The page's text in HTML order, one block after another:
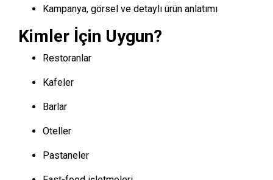
Kampanya, görsel ve detaylı ürün anlatımı
Kimler İçin Uygun?
Restoranlar
Kafeler
Barlar
Oteller
Pastaneler